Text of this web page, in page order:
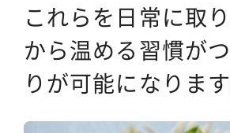
これらを日常に取
から温める習慣が
りが可能になります